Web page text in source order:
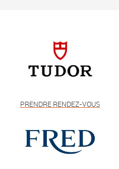
PRENDRE RENDEZ-VOUS